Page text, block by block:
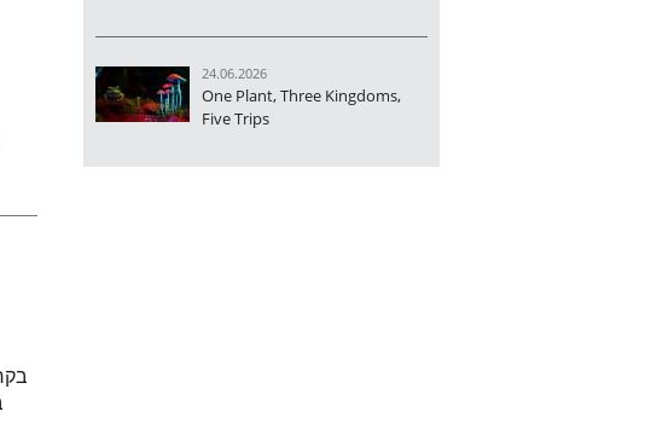
24.06.2026
One Plant, Three Kingdoms,
Five Trips